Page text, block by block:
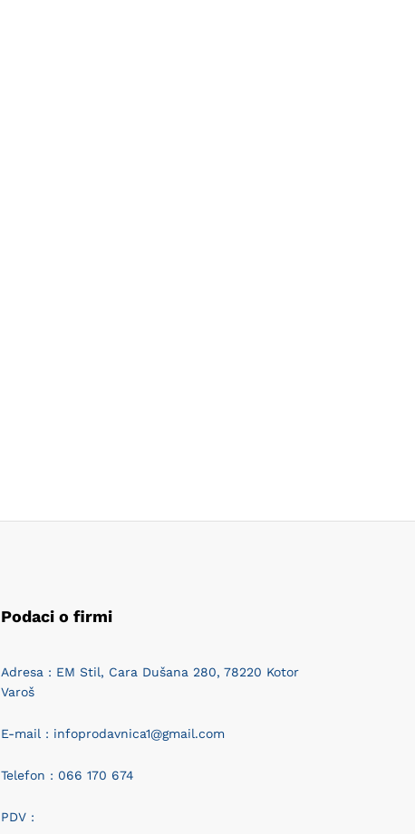
Podaci o firmi
Adresa : EM Stil, Cara Dušana 280, 78220 Kotor
Varoš
E-mail : infoprodavnica1@gmail.com
Telefon : 066 170 674
PDV :